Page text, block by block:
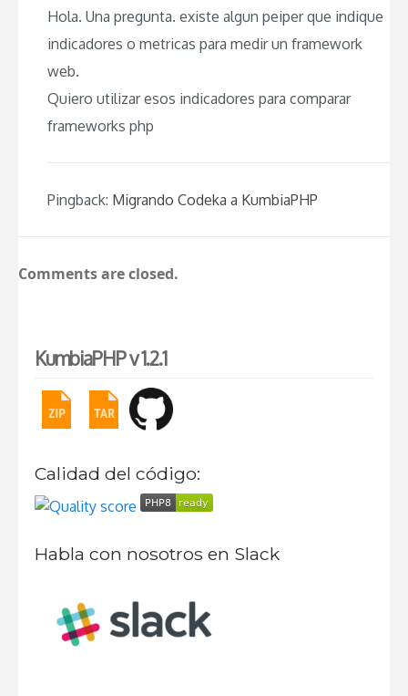
Hola. Una pregunta. existe algun peiper que indique
indicadores o metricas para medir un framework
web.
Quiero utilizar esos indicadores para comparar
frameworks php
Pingback: Migrando Codeka a KumbiaPHP
Comments are closed.
KumbiaPHP v 1.2.1
Calidad del código:
Habla con nosotros en Slack